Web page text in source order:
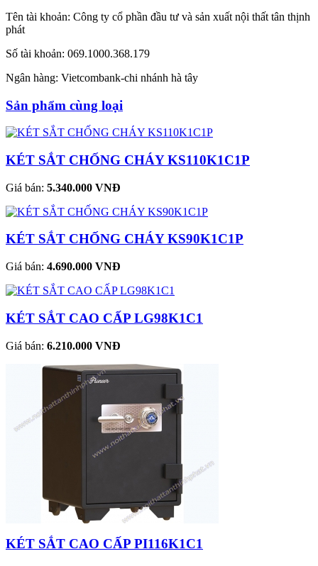
Tên tài khoản: Công ty cổ phần đầu tư và sản xuất nội thất tân thịnh
phát
Số tài khoản: 069.1000.368.179
Ngân hàng: Vietcombank-chi nhánh hà tây
Sản phẩm cùng loại
KÉT SẮT CHỐNG CHÁY KS110K1C1P
Giá bán: 5.340.000 VNĐ
KÉT SẮT CHỐNG CHÁY KS90K1C1P
Giá bán: 4.690.000 VNĐ
KÉT SẮT CAO CẤP LG98K1C1
Giá bán: 6.210.000 VNĐ
KÉT SẮT CAO CẤP PI116K1C1